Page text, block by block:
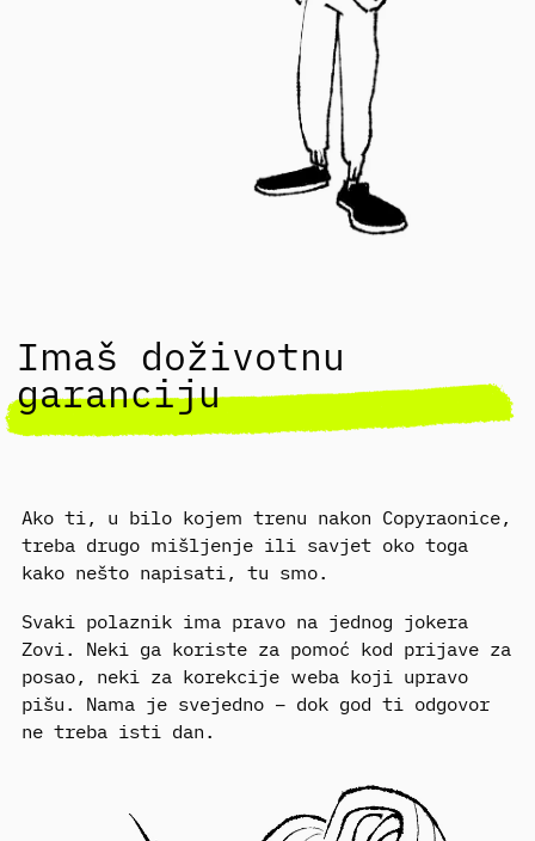
Imaš doživotnu
garanciju
Ako ti, u bilo kojem trenu nakon Copyraonice,
treba drugo mišljenje ili savjet oko toga
kako nešto napisati, tu smo.
Svaki polaznik ima pravo na jednog jokera
Zovi. Neki ga koriste za pomoć kod prijave za
posao, neki za korekcije weba koji upravo
pišu. Nama je svejedno – dok god ti odgovor
ne treba isti dan.